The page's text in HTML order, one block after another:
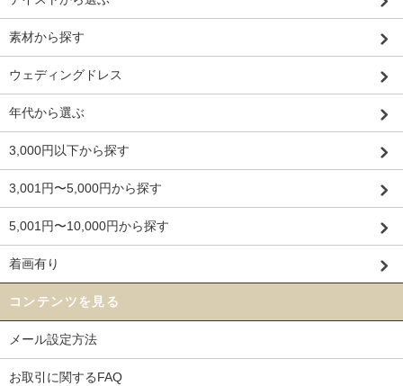
素材から探す
ウェディングドレス
年代から選ぶ
3,000円以下から探す
3,001円〜5,000円から探す
5,001円〜10,000円から探す
着画有り
コンテンツを見る
メール設定方法
お取引に関するFAQ